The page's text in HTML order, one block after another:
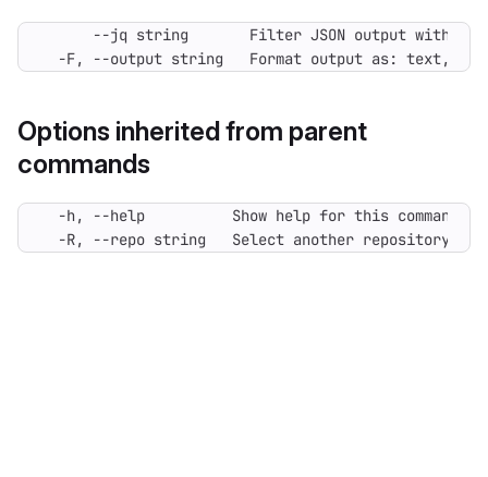
-F, --output string   Format output as: text,
Options inherited from parent
commands
-R, --repo string   Select another repository.